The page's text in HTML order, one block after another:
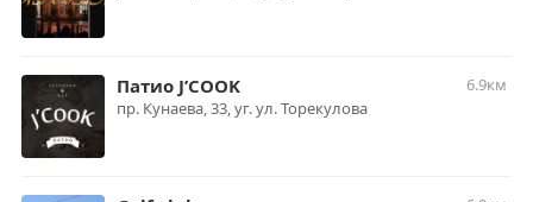
Патио J’COOK
6.9км
пр. Кунаева, 33, уг. ул. Торекулова